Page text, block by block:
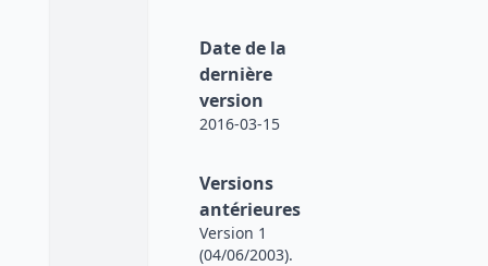
Date de la
dernière
version
2016-03-15
Versions
antérieures
Version 1
(04/06/2003).